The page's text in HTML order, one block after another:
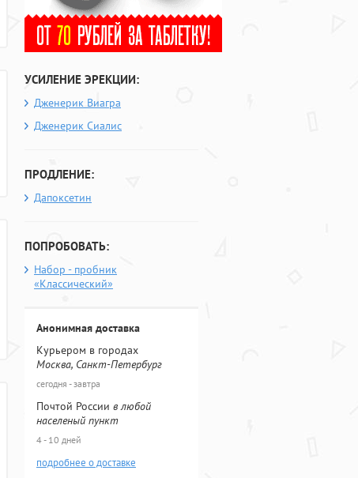
УСИЛЕНИЕ ЭРЕКЦИИ:
Дженерик Виагра
Дженерик Сиалис
ПРОДЛЕНИЕ:
Дапоксетин
ПОПРОБОВАТЬ:
Набор - пробник
«Классический»
Анонимная доставка
Курьером в городах
Москва, Санкт-Петербург
сегодня - завтра
Почтой России в любой
населеный пункт
4 - 10 дней
подробнее о доставке